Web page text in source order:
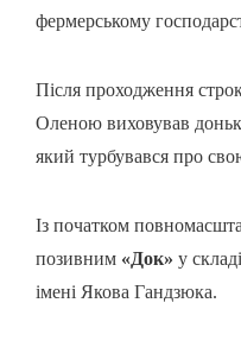
фермерському
Після проходження
Оленою виховував
який турбувався про
Із початком
позивним «Док» у
імені Якова Гандзюка.